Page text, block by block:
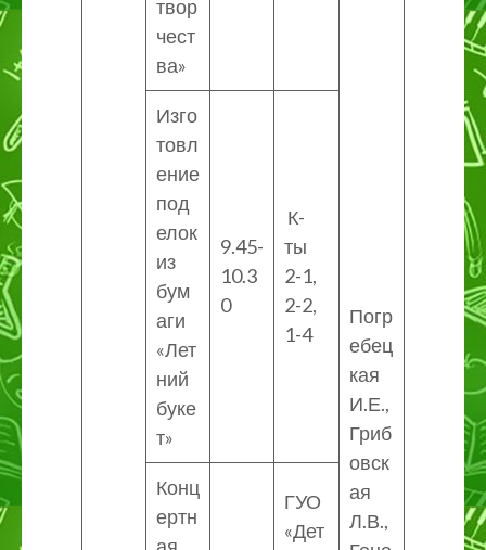
твор
чест
ва»
Погр
ебец
кая
И.Е.,
Гриб
овск
ая
Л.В.,
Изго
товл
ение
под
елок
из
бум
аги
«Лет
ний
буке
т»
9.45-
10.3
0
К-
ты
2-1,
2-2,
1-4
Конц
ертн
ГУО
«Дет